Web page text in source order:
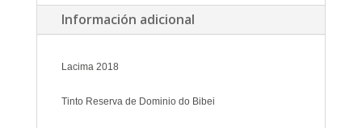
Información adicional
Lacima 2018
Tinto Reserva de Dominio do Bibei